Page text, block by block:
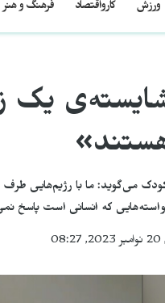
ورزش کارواقتصاد فرهنگ و هنر
یک
می‌گوید: ما با رژیم‌هایی
که انسانی است پاسخ